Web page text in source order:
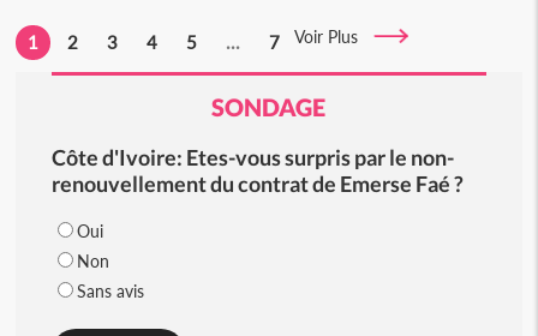
1 2 3 4 5 ... 7 Voir Plus
SONDAGE
Côte d'Ivoire: Etes-vous surpris par le non-
renouvellement du contrat de Emerse Faé ?
Oui
Non
Sans avis